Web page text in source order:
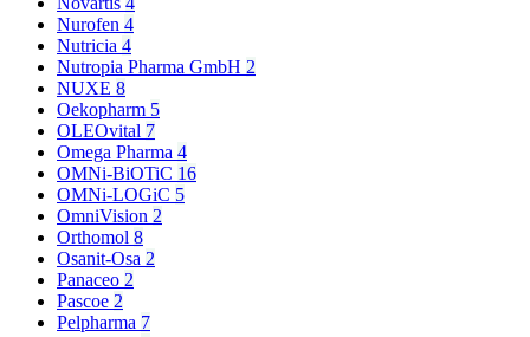
Nurofen 4
Nutricia 4
Nutropia Pharma GmbH 2
NUXE 8
Oekopharm 5
OLEOvital 7
Omega Pharma 4
OMNi-BiOTiC 16
OMNi-LOGiC 5
OmniVision 2
Orthomol 8
Osanit-Osa 2
Panaceo 2
Pascoe 2
Pelpharma 7